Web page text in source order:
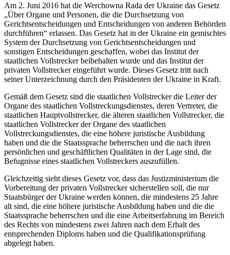
Am 2. Juni 2016 hat die Werchowna Rada der Ukraine das Gesetz
„Über Organe und Personen, die die Durchsetzung von
Gerichtsentscheidungen und Entscheidungen von anderen Behörden
durchführen“ erlassen. Das Gesetz hat in der Ukraine ein gemischtes
System der Durchsetzung von Gerichtsentscheidungen und
sonstigen Entscheidungen geschaffen, wobei das Institut der
staatlichen Vollstrecker beibehalten wurde und das Institut der
privaten Vollstrecker eingeführt wurde. Dieses Gesetz tritt nach
seiner Unterzeichnung durch den Präsidenten der Ukraine in Kraft.
Gemäß dem Gesetz sind die staatlichen Vollstrecker die Leiter der
Organe des staatlichen Vollstreckungsdienstes, deren Vertreter, die
staatlichen Hauptvollstrecker, die älteren staatlichen Vollstrecker, die
staatlichen Vollstrecker der Organe des staatlichen
Vollstreckungsdienstes, die eine höhere juristische Ausbildung
haben und die die Staatssprache beherrschen und die nach ihren
persönlichen und geschäftlichen Qualitäten in der Lage sind, die
Befugnisse eines staatlichen Vollstreckers auszufüllen.
Gleichzeitig sieht dieses Gesetz vor, dass das Justizministerium die
Vorbereitung der privaten Vollstrecker sicherstellen soll, die nur
Staatsbürger der Ukraine werden können, die mindestens 25 Jahre
alt sind, die eine höhere juristische Ausbildung haben und die die
Staatssprache beherrschen und die eine Arbeitserfahrung im Bereich
des Rechts von mindestens zwei Jahren nach dem Erhalt des
entsprechenden Diploms haben und die Qualifikationsprüfung
abgelegt haben.